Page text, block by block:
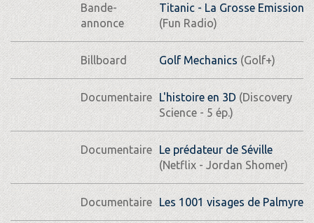
Bande-
annonce
Titanic - La Grosse Emission
(Fun Radio)
Billboard Golf Mechanics(Golf+)
Documentaire L'histoire en 3D(Discovery
Science - 5 ép.)
Documentaire
Le prédateur de Séville
(Netflix - Jordan Shomer)
Documentaire Les 1001 visages de Palmyre